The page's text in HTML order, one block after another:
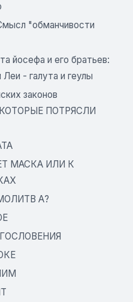
"обманчивости
йосефа и его братьев:
- галута и геулы
законов
КОТОРЫЕ ПОТРЯСЛИ
МАСКА ИЛИ К
А?